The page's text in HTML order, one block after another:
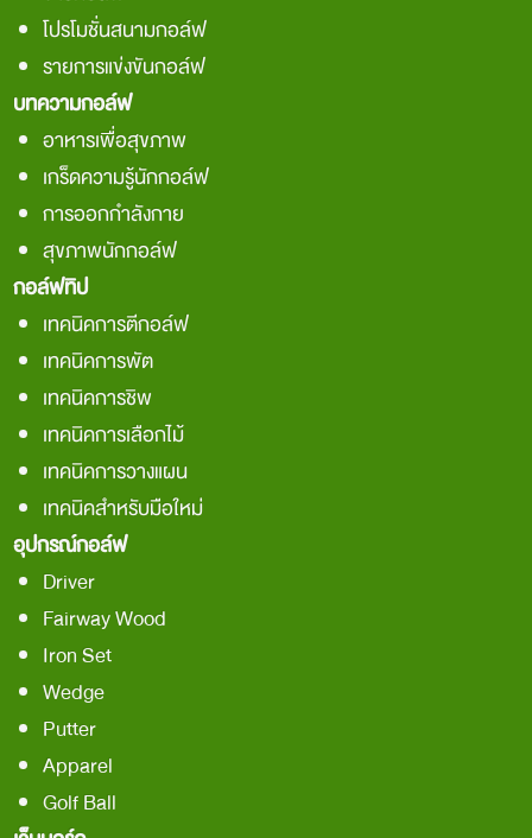
โปรโมชั่นสนามกอล์ฟ
รายการแข่งขันกอล์ฟ
บทความกอล์ฟ
อาหารเพื่อสุขภาพ
เกร็ดความรู้นักกอล์ฟ
การออกกำลังกาย
สุขภาพนักกอล์ฟ
กอล์ฟทิป
เทคนิคการตีกอล์ฟ
เทคนิคการพัต
เทคนิคการชิพ
เทคนิคการเลือกไม้
เทคนิคการวางแผน
เทคนิคสำหรับมือใหม่
อุปกรณ์กอล์ฟ
Driver
Fairway Wood
Iron Set
Wedge
Putter
Apparel
Golf Ball